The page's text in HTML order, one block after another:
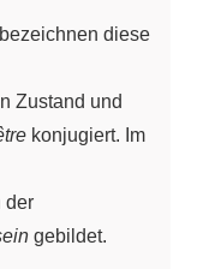
diese
Zustand und
konjugiert. Im
der
gebildet.